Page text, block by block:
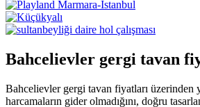
Bahcelievler gergi tavan
Bahcelievler gergi tavan fiyatları üzerinden
harcamaların gider olmadığını, doğru